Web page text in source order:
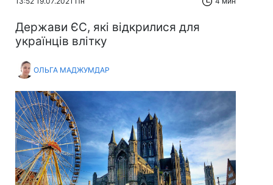
Держави ЄС, які відкрилися для
українців влітку
ОЛЬГА МАДЖУМДАР